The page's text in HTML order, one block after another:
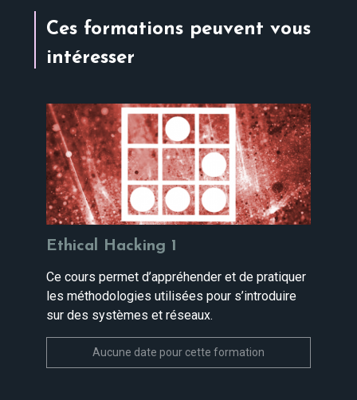
Ces formations peuvent vous
intéresser
Ethical Hacking 1
Ce cours permet d’appréhender et de pratiquer
les méthodologies utilisées pour s’introduire
sur des systèmes et réseaux.
Aucune date pour cette formation